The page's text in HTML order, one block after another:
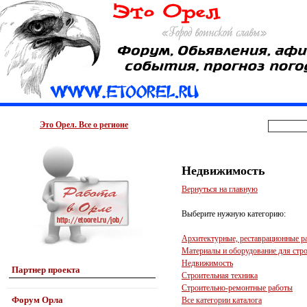
Это Орел. Все о регионе
Партнер проекта
Форум Орла
Недвижимость
Вернуться на главную
Выберите нужную категорию:
Архитектурные, реставрационные
Материалы и оборудование для
Недвижимость
Строительная техника
Строительно-ремонтные работы
Все категории каталога